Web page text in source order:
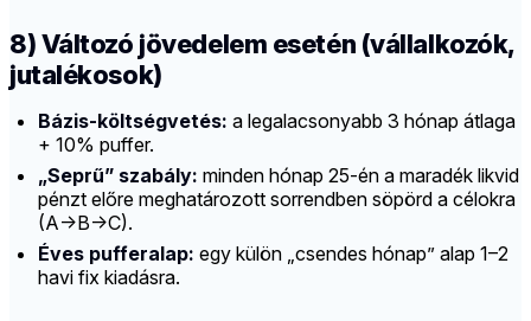
8) Változó jövedelem esetén (vállalkozók,
jutalékosok)
Bázis-költségvetés: a legalacsonyabb 3 hónap átlaga
+ 10% puffer.
„Seprű” szabály: minden hónap 25-én a maradék likvid
pénzt előre meghatározott sorrendben söpörd a célokra
(A→B→C).
Éves pufferalap: egy külön „csendes hónap” alap 1–2
havi fix kiadásra.